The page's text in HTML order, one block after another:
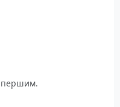
утеплювач
Ідеальна
також завдяки
першим.